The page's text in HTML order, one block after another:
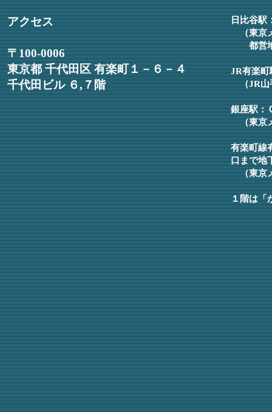
皆様 この度、日比谷見附法律
の佐藤和希と申します。４月より
執務を開始し、新たな立場に身の
引き締まる思いでおります。法律
を通じて、依頼者の方にとって納
事務所報
だけます。
アクセス
〒100-0006
東京都 千代田区 有楽町１－６－４
千代田ビル ６,７階
日比谷駅
（東
都営地
JR有楽
（JR
銀座駅：
（東京
有楽町線
口まで地
（東
１階は「